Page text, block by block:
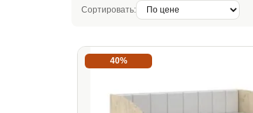
Сортировать:
40%